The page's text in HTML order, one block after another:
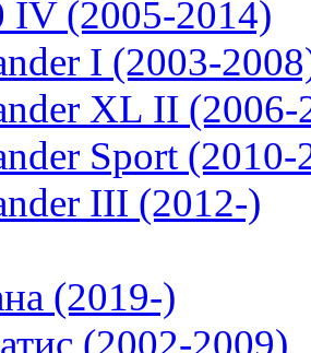
IV (2005-2014)
I (2003-
XL II (2006-
Sport (2010-
III (2012-)
(2019-)
(2002-2009)